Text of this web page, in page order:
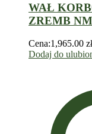
WAŁ
ZREMB
Cena:1,965.00 zł
Dodaj do